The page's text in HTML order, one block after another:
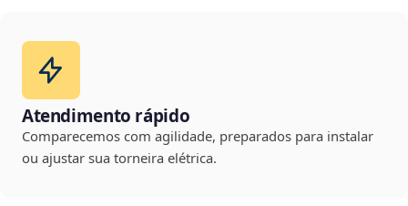
Atendimento rápido
Comparecemos com agilidade, preparados para instalar
ou ajustar sua torneira elétrica.